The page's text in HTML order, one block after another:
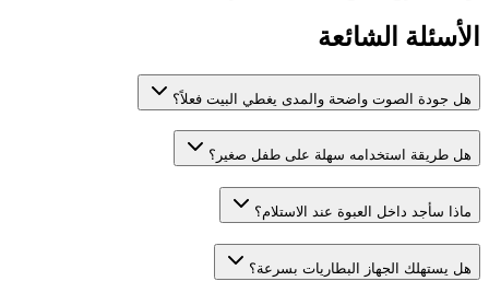
الأسئلة الشائعة
هل جودة الصوت واضحة والمدى يغطي البيت فعلاً؟
هل طريقة استخدامه سهلة على طفل صغير؟
ماذا سأجد داخل العبوة عند الاستلام؟
هل يستهلك الجهاز البطاريات بسرعة؟